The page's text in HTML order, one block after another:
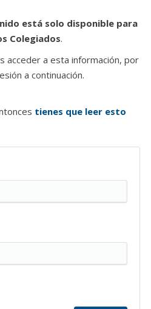
está solo disponible para
Colegiados.
acceder a esta información, por
a continuación.
tienes que leer esto